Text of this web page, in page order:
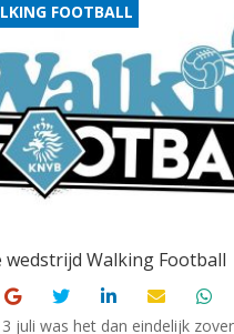
wedstrijd Walking Football
FOOTBALL
juli was het dan eindelijk